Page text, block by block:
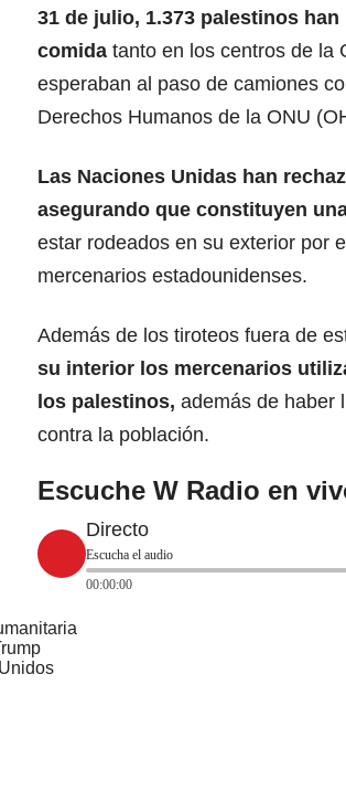
31 de julio, 1.373 palestinos
comida tanto en los centros de la
esperaban al paso de camiones
Derechos Humanos de la ONU
Las Naciones Unidas han
asegurando que constituyen
estar rodeados en su exterior por
mercenarios estadounidenses.
Además de los tiroteos fuera de
su interior los mercenarios
los palestinos, además de haber
contra la población.
Escuche W Radio en
Directo
Escucha el audio
00:00:00